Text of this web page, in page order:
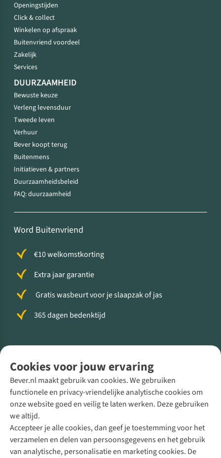
Cookies voor jouw ervaring
Bever.nl maakt gebruik van cookies. We gebruiken
functionele en privacy-vriendelijke analytische cookies om
onze website goed en veilig te laten werken. Deze gebruiken
we altijd.
Accepteer je alle cookies, dan geef je toestemming voor het
verzamelen en delen van persoonsgegevens en het gebruik
van analytische, personalisatie en marketing cookies. De
Openingstijden
Click & collect
Winkelen op afspraak
Buitenvriend voordeel
Zakelijk
Services
DUURZAAMHEID
Bewuste keuze
Verleng levensduur
Tweede leven
Verhuur
Bever koopt terug
Buitenmens
Initiatieven & partners
Duurzaamheidsbeleid
FAQ: duurzaamheid
Word Buitenvriend
€10 welkomstkorting
Extra jaar garantie
Gratis wasbeurt voor je slaapzak of jas
365 dagen bedenktijd
Direct advies van een Buitenexpert
+31 (0)85 888 50 88
+31 6 12 28 49 80